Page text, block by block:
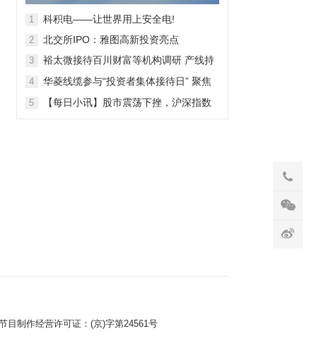
28日上市
1 科积电——让世界用上安全电!
2 北交所IPO：雅图高新投资亮点
3
裕太微接待百川财富等机构调研 产线持
4
华菱线缆参与“投资者集体接待日” 聚焦
5
【每日小讯】股市震荡下挫，沪深指数
目制作经营许可证： (京)字第24561号